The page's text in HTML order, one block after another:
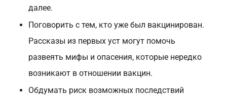
далее.
Поговорить с тем, кто уже был вакцинирован.
Рассказы из первых уст могут помочь
развеять мифы и опасения, которые нередко
возникают в отношении вакцин.
Обдумать риск возможных последствий